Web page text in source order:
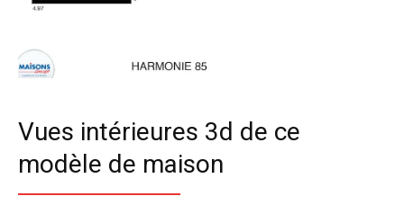
Vues intérieures 3d de ce
modèle de maison